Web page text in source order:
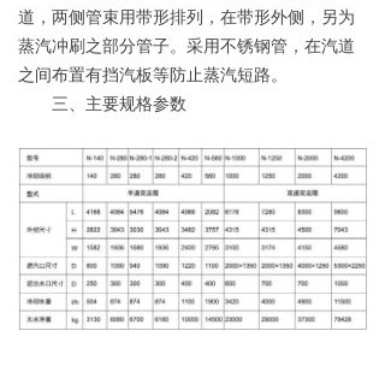
道，两侧管束用带形排列，在带形外侧，另为
蒸汽冲刷之部分管子。采用不锈钢管，在汽道
之间布置有挡汽板等防止蒸汽短路。
三、主要规格参数